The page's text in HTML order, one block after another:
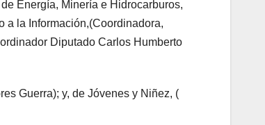
Energía, Minería e Hidrocarburos,
a la Información,(Coordinadora,
Diputado Carlos Humberto
Guerra); y, de Jóvenes y Niñez, (